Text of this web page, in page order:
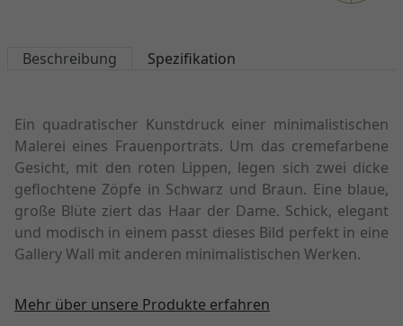
Beschreibung Spezifikation
Ein quadratischer Kunstdruck einer minimalistischen
Malerei eines Frauenporträts. Um das cremefarbene
Gesicht, mit den roten Lippen, legen sich zwei dicke
geflochtene Zöpfe in Schwarz und Braun. Eine blaue,
große Blüte ziert das Haar der Dame. Schick, elegant
und modisch in einem passt dieses Bild perfekt in eine
Gallery Wall mit anderen minimalistischen Werken.
Mehr über unsere Produkte erfahren